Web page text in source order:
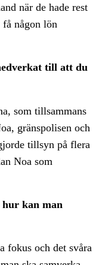
när de hade rest
någon lön
till att du
som tillsammans
gränspolisen och
tillsyn på flera
Noa som
kan man
fokus och det svåra